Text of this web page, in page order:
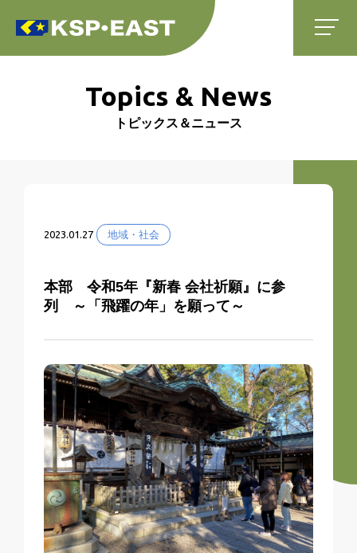
Topics & News
トピックス＆ニュース
2023.01.27 地域・社会
本部 令和5年『新春 会社祈願』に参
列 ～「飛躍の年」を願って～